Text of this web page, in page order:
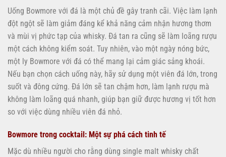
Uống Bowmore với đá là một chủ đề gây tranh cãi. Việc làm lạnh
đột ngột sẽ làm giảm đáng kể khả năng cảm nhận hương thơm
và mùi vị phức tạp của whisky. Đá tan ra cũng sẽ làm loãng rượu
một cách không kiểm soát. Tuy nhiên, vào một ngày nóng bức,
một ly Bowmore với đá có thể mang lại cảm giác sảng khoái.
Nếu bạn chọn cách uống này, hãy sử dụng một viên đá lớn, trong
suốt và đông cứng. Đá lớn sẽ tan chậm hơn, làm lạnh rượu mà
không làm loãng quá nhanh, giúp bạn giữ được hương vị tốt hơn
so với việc dùng nhiều viên đá nhỏ.
Bowmore trong cocktail: Một sự phá cách tinh tế
Mặc dù nhiều người cho rằng dùng single malt whisky chất